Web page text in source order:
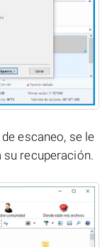
escaneo, se le
recuperación.